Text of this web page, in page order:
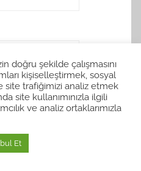
kullanılması için
site adresim bu
doğru şekilde çalışmasını
kişiselleştirmek, sosyal
site trafiğimizi analiz etmek
site kullanımınızla ilgili
ve analiz ortaklarımızla
Et